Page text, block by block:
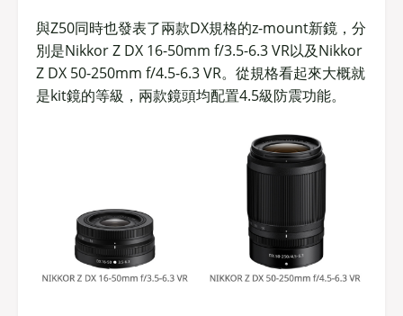
與Z50同時也發表了兩款DX規格的z-mount新鏡，分
別是Nikkor Z DX 16-50mm f/3.5-6.3 VR以及Nikkor
Z DX 50-250mm f/4.5-6.3 VR。從規格看起來大概就
是kit鏡的等級，兩款鏡頭均配置4.5級防震功能。